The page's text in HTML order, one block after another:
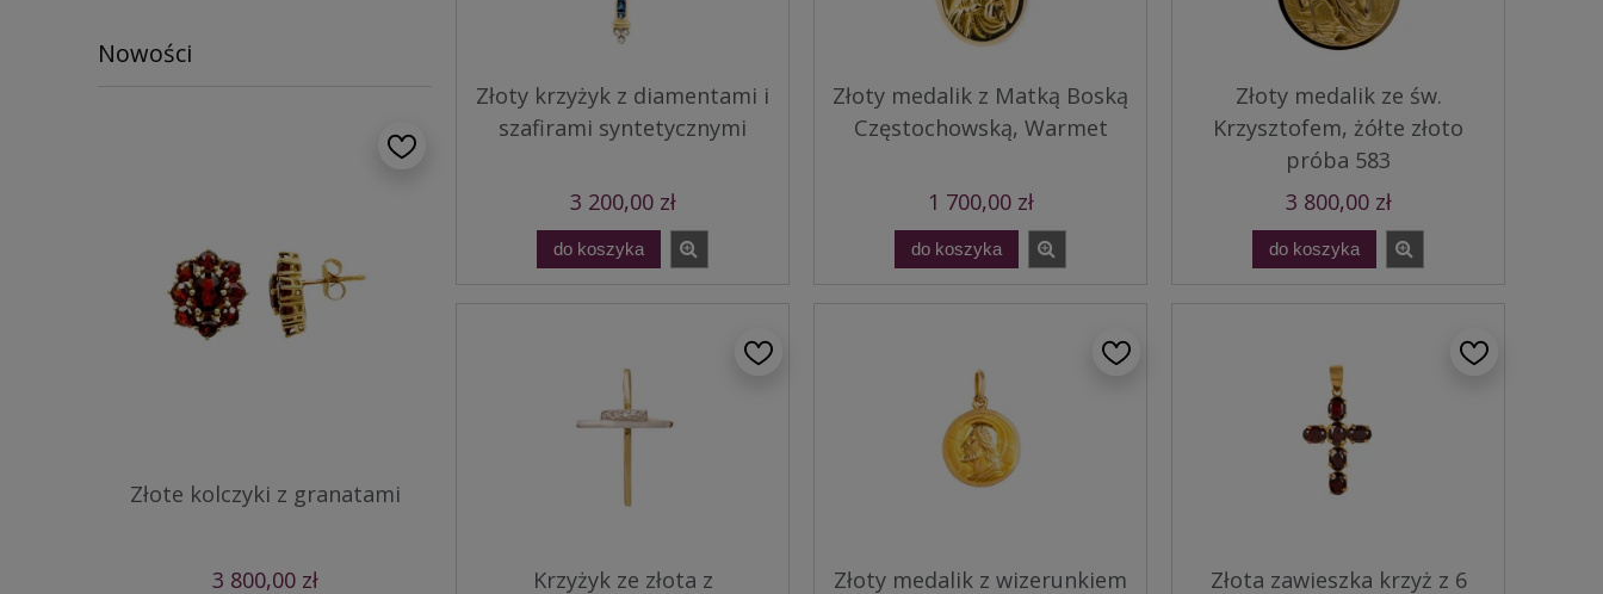
Nowości
Złote kolczyki z granatami
3 800,00 zł
Złoty krzyżyk z diamentami i
szafirami syntetycznymi
3 200,00 zł
do koszyka
Złoty medalik z Matką Boską
Częstochowską, Warmet
1 700,00 zł
do koszyka
Złoty medalik ze św.
Krzysztofem, żółte złoto
próba 583
3 800,00 zł
do koszyka
Krzyżyk ze złota z
Złoty medalik z wizerunkiem
Złota zawieszka krzyż z 6